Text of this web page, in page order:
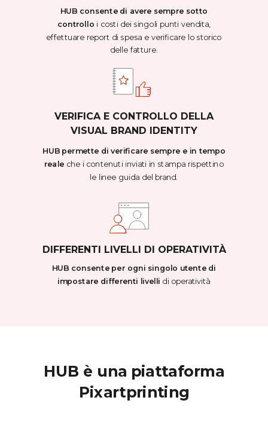
HUB è una piattaforma
Pixartprinting
HUB consente di avere sempre sotto
controllo i costi dei singoli punti vendita,
effettuare report di spesa e verificare lo storico
delle fatture.
VERIFICA E CONTROLLO DELLA
VISUAL BRAND IDENTITY
HUB permette di verificare sempre e in tempo
reale che i contenuti inviati in stampa rispettino
le linee guida del brand.
HUB consente per ogni singolo utente di
impostare differenti livelli di operatività
DIFFERENTI LIVELLI DI OPERATIVITÀ